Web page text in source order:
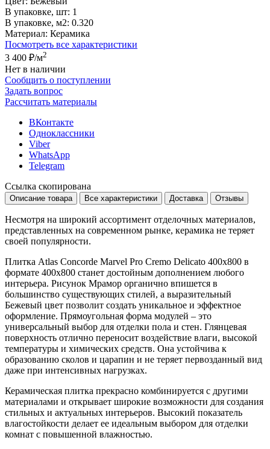
В упаковке, шт: 1
В упаковке, м2: 0.320
Материал: Керамика
Посмотреть все характеристики
3 400 ₽/м2
Нет в наличии
Сообщить о поступлении
Задать вопрос
Рассчитать материалы
ВКонтакте
Одноклассники
Viber
WhatsApp
Telegram
Ссылка скопирована
Описание товара Все характеристики Доставка Отзывы
Несмотря на широкий ассортимент отделочных материалов,
представленных на современном рынке, керамика не теряет
своей популярности.
Плитка Atlas Concorde Marvel Pro Cremo Delicato 400x800 в
формате 400x800 станет достойным дополнением любого
интерьера. Рисунок Мрамор органично впишется в
большинство существующих стилей, а выразительный
Бежевый цвет позволит создать уникальное и эффектное
оформление. Прямоугольная форма модулей – это
универсальный выбор для отделки пола и стен. Глянцевая
поверхность отлично переносит воздействие влаги, высокой
температуры и химических средств. Она устойчива к
образованию сколов и царапин и не теряет первозданный вид
даже при интенсивных нагрузках.
Керамическая плитка прекрасно комбинируется с другими
материалами и открывает широкие возможности для создания
стильных и актуальных интерьеров. Высокий показатель
влагостойкости делает ее идеальным выбором для отделки
комнат с повышенной влажностью.